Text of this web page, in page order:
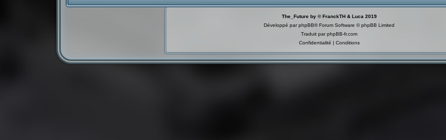
The_Future by © FranckTH & Luca 2019
Développé parphpBB® Forum Software © phpBB Limited
Traduit parphpBB-fr.com
Confidentialité
Conditions